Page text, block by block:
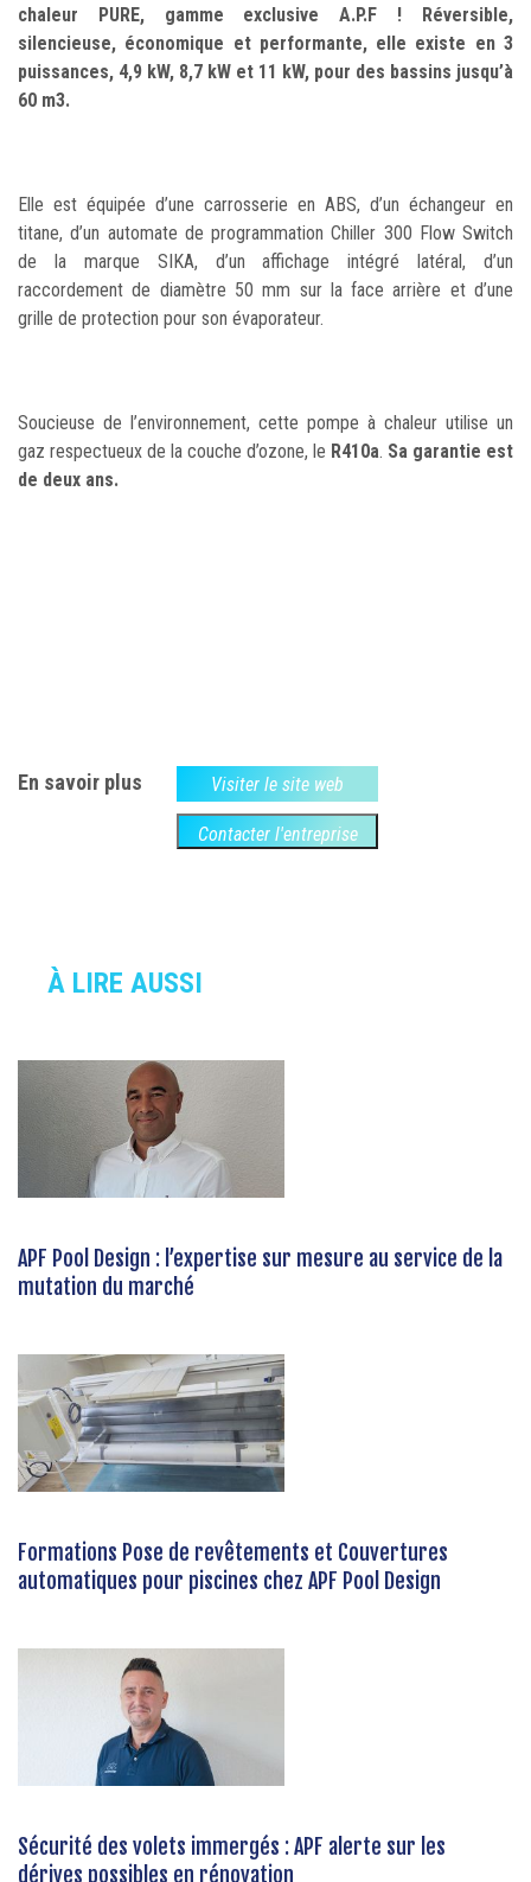
chaleur PURE, gamme exclusive A.P.F ! Réversible,
silencieuse, économique et performante, elle existe en 3
puissances, 4,9 kW, 8,7 kW et 11 kW, pour des bassins jusqu’à
60 m3.
Elle est équipée d’une carrosserie en ABS, d’un échangeur en
titane, d’un automate de programmation Chiller 300 Flow Switch
de la marque SIKA, d’un affichage intégré latéral, d’un
raccordement de diamètre 50 mm sur la face arrière et d’une
grille de protection pour son évaporateur.
Soucieuse de l’environnement, cette pompe à chaleur utilise un
gaz respectueux de la couche d’ozone, le R410a. Sa garantie est
de deux ans.
En savoir plus Visiter le site web
Contacter l'entreprise
À LIRE AUSSI
APF Pool Design : l’expertise sur mesure au service de la
mutation du marché
Formations Pose de revêtements et Couvertures
automatiques pour piscines chez APF Pool Design
Sécurité des volets immergés : APF alerte sur les
dérives possibles en rénovation